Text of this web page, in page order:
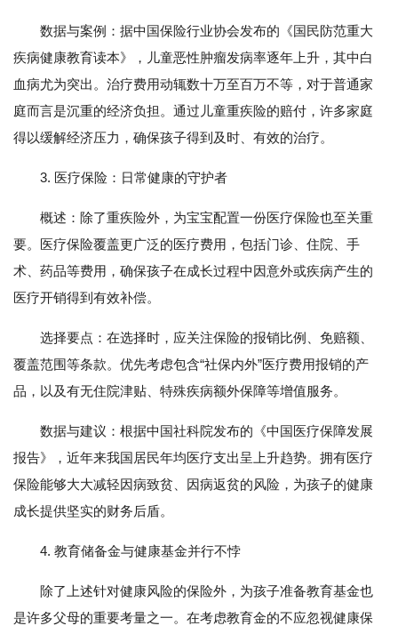
数据与案例：据中国保险行业协会发布的《国民防范重大
疾病健康教育读本》，儿童恶性肿瘤发病率逐年上升，其中白
血病尤为突出。治疗费用动辄数十万至百万不等，对于普通家
庭而言是沉重的经济负担。通过儿童重疾险的赔付，许多家庭
得以缓解经济压力，确保孩子得到及时、有效的治疗。
3. 医疗保险：日常健康的守护者
概述：除了重疾险外，为宝宝配置一份医疗保险也至关重
要。医疗保险覆盖更广泛的医疗费用，包括门诊、住院、手
术、药品等费用，确保孩子在成长过程中因意外或疾病产生的
医疗开销得到有效补偿。
选择要点：在选择时，应关注保险的报销比例、免赔额、
覆盖范围等条款。优先考虑包含“社保内外”医疗费用报销的产
品，以及有无住院津贴、特殊疾病额外保障等增值服务。
数据与建议：根据中国社科院发布的《中国医疗保障发展
报告》，近年来我国居民年均医疗支出呈上升趋势。拥有医疗
保险能够大大减轻因病致贫、因病返贫的风险，为孩子的健康
成长提供坚实的财务后盾。
4. 教育储备金与健康基金并行不悖
除了上述针对健康风险的保险外，为孩子准备教育基金也
是许多父母的重要考量之一。在考虑教育金的不应忽视健康保